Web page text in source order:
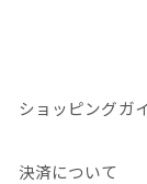
ショッピングガ
決済について